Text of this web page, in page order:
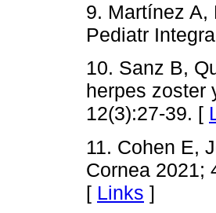
9. Martínez A,
Pediatr
10. Sanz B,
herpes zoster
12(3):27-39. [
11. Cohen E,
Cornea 2021;
[ Links ]